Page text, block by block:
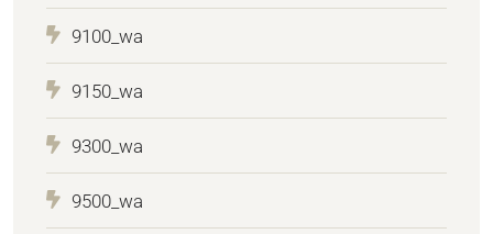
9100_wa
9150_wa
9300_wa
9500_wa